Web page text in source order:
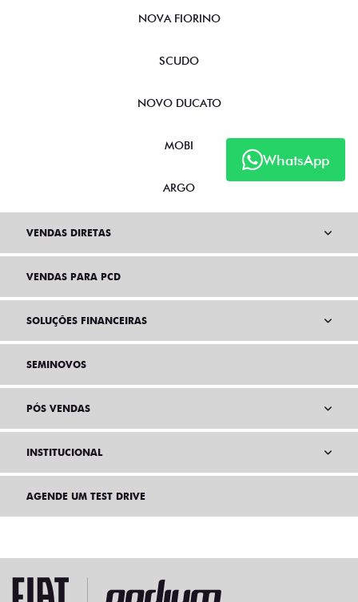
WhatsApp
NOVA FIORINO
SCUDO
NOVO DUCATO
MOBI
ARGO
VENDAS DIRETAS
VENDAS PARA PCD
SOLUÇÕES FINANCEIRAS
SEMINOVOS
PÓS VENDAS
INSTITUCIONAL
AGENDE UM TEST DRIVE